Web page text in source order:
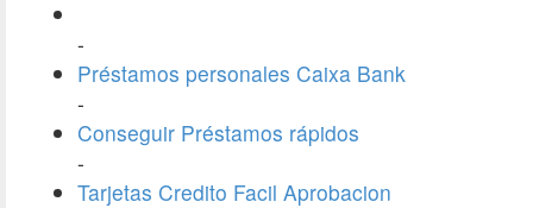
-
Préstamos personales Caixa Bank
-
Conseguir Préstamos rápidos
-
Tarjetas Credito Facil Aprobacion